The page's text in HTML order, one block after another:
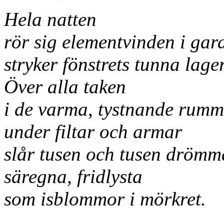
Hela natten
rör sig elementvinden i
stryker fönstrets tunna
Över alla taken
i de varma, tystnande
under filtar och armar
slår tusen och tusen
säregna, fridlysta
som isblommor i mörkret.